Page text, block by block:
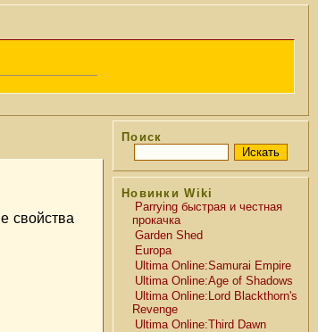
Поиск
Новинки Wiki
Parrying быстрая и честная
прокачка
Garden Shed
Europa
Ultima Online:Samurai Empire
Ultima Online:Age of Shadows
Ultima Online:Lord Blackthorn's
Revenge
Ultima Online:Third Dawn
свойства